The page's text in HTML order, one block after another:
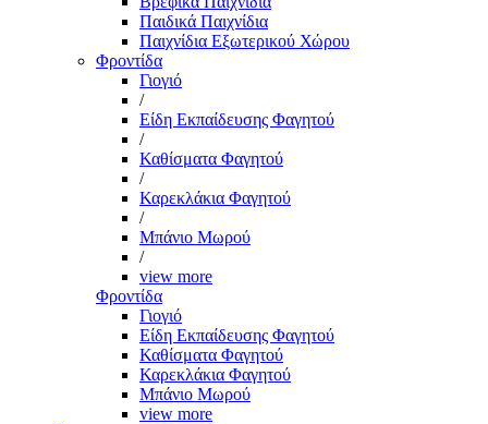
Παιδικά Παιχνίδια
Παιχνίδια Εξωτερικού Χώρου
Φροντίδα
Γιογιό
/
Είδη Εκπαίδευσης Φαγητού
/
Καθίσματα Φαγητού
/
Καρεκλάκια Φαγητού
/
Μπάνιο Μωρού
/
view more
Φροντίδα
Γιογιό
Είδη Εκπαίδευσης Φαγητού
Καθίσματα Φαγητού
Καρεκλάκια Φαγητού
Μπάνιο Μωρού
view more